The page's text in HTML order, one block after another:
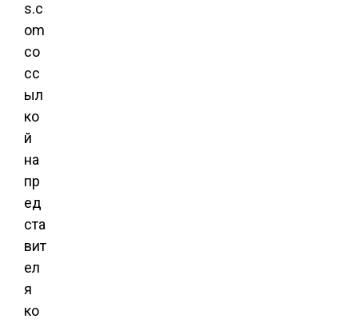
s.c
om
со
сс
ыл
ко
й
на
пр
ед
ста
вит
ел
я
ко